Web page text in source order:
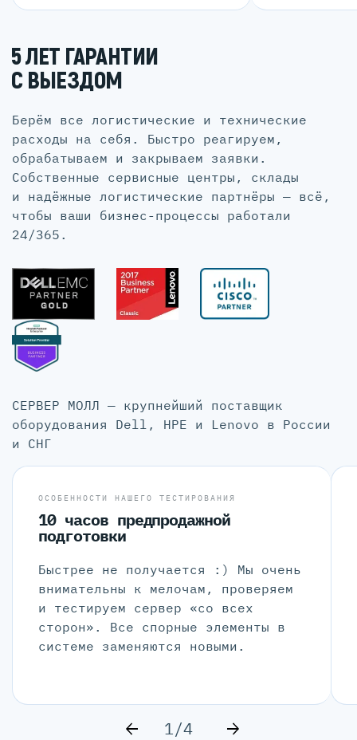
5 ЛЕТ ГАРАНТИИ
С ВЫЕЗДОМ
Берём все логистические и технические
расходы на себя. Быстро реагируем,
обрабатываем и закрываем заявки.
Собственные сервисные центры, склады
и надёжные логистические партнёры — всё,
чтобы ваши бизнес-процессы работали
24/365.
СЕРВЕР МОЛЛ — крупнейший поставщик
оборудования Dell, HPE и Lenovo в России
и СНГ
ОСОБЕННОСТИ НАШЕГО ТЕСТИРОВАНИЯ
10 часов предпродажной
подготовки
Быстрее не получается :) Мы очень
внимательны к мелочам, проверяем
и тестируем сервер «со всех
сторон». Все спорные элементы в
системе заменяются новыми.
1/4